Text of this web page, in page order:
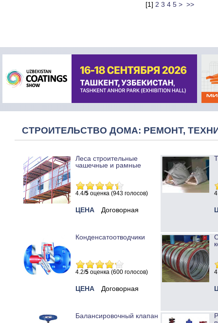
[1] 2 3 4 5 > >>
СТРОИТЕЛЬСТВО ДОМА: РЕМОНТ,
Леса строительные
чашечные и рамные
4.4/5 оценка (943 голосов)
ЦЕНА Договорная
Конденсатоотводчики
4.2/5 оценка (600 голосов)
ЦЕНА Договорная
Балансировочный клапан